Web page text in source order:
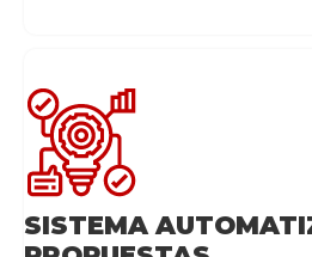
SISTEMA